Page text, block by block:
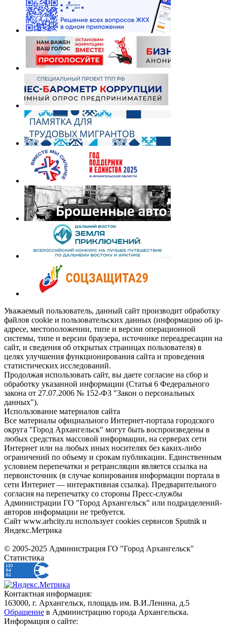
Уважаемый пользователь, данный сайт производит обработку
файлов cookie и пользовательских данных (информацию об ip-
адресе, местоположении, типе и версии операционной
системы, типе и версии браузера, источнике переадресации на
сайт, и сведения об открытых страницах пользователя) в
целях улучшения функционирования сайта и проведения
статистических исследований.
Продолжая использовать сайт, вы даете согласие на сбор и
обработку указанной информации (Статья 6 Федерального
закона от 27.07.2006 № 152-ФЗ "Закон о персональных
данных").
Использование материалов сайта
Все материалы официального Интернет-портала городского
округа "Город Архангельск" могут быть воспроизведены в
любых средствах массовой информации, на серверах сети
Интернет или на любых иных носителях без каких-либо
ограничений по объему и срокам публикации. Единственным
условием перепечатки и ретрансляции является ссылка на
первоисточник (в случае копирования информации портала в
сети Интернет — интерактивная ссылка). Предварительного
согласия на перепечатку со стороны Пресс-службы
Администрации ГО "Город Архангельск" или подразделений-
авторов информации не требуется.
Сайт www.arhcity.ru использует cookies сервисов Sputnik и
Яндекс.Метрика
© 2005-2025 Администрация ГО "Город Архангельск"
Статистика
Контактная информация:
163000, г. Архангельск, площадь им. В.И.Ленина, д.5
Обращение в Администрацию города Архангельска.
Информация о сайте: